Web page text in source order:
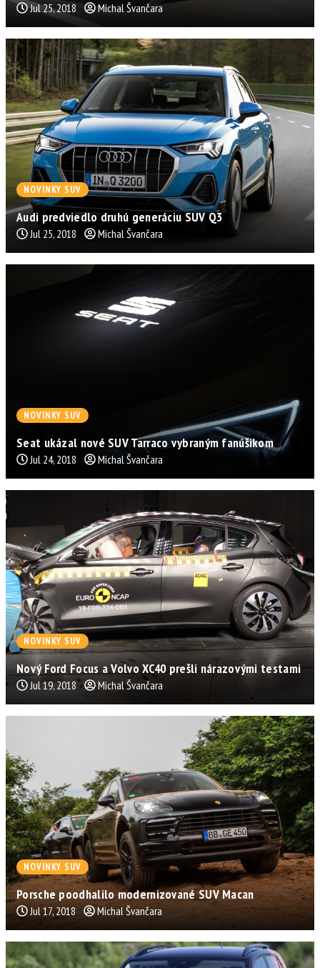
Jul 25, 2018 Michal Švančara
NOVINKY SUV
Audi predviedlo druhú generáciu SUV Q3
Jul 25, 2018 Michal Švančara
NOVINKY SUV
Seat ukázal nové SUV Tarraco vybraným fanúšikom
Jul 24, 2018 Michal Švančara
NOVINKY SUV
Nový Ford Focus a Volvo XC40 prešli nárazovými testami
Jul 19, 2018 Michal Švančara
NOVINKY SUV
Porsche poodhalilo modernizované SUV Macan
Jul 17, 2018 Michal Švančara